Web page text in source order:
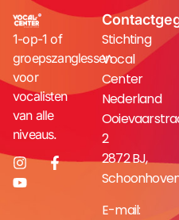
1-op-1 of
groepszanglessen
voor
vocalisten
van alle
niveaus.
Stichting
Vocal
Center
Nederland
2
2872 BJ,
E-mail: